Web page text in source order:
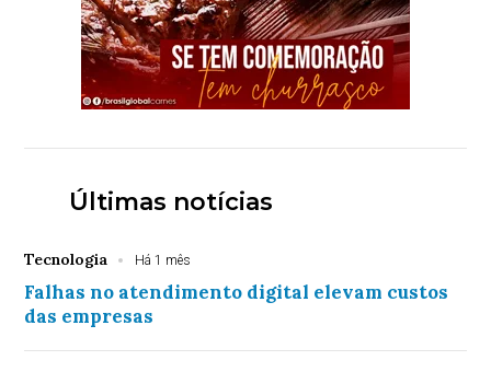
Últimas notícias
Tecnologia Há 1 mês
Falhas no atendimento digital elevam custos
das empresas